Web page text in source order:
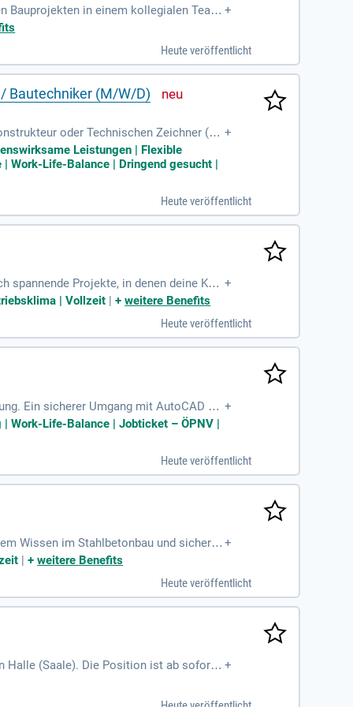
Bauprojekten in einem kollegialen Team. +
Heute veröffentlicht
Bautechniker (M/W/D)
oder Technischen Zeichner (M/
im Ingenieurbau. Unsere spezialisier
auf Qualität und Vielfalt, um den Bedürfn
in einem zukunftssicheren Umf
+
Leistungen | Flexible
Work-Life-Balance | Dringend gesucht |
Heute veröffentlicht
spannende Projekte, in denen deine Ken
zuverlässige Arbeitsweise sowie dein
jetzt und gestalte deine Zukunft mit u
+
| Vollzeit |+weitere Benefits
Heute veröffentlicht
Ein sicherer Umgang mit AutoCAD Ci
sowie hohe Auffassungsgabe verfügen
lösungsorientierte Denkweise sind ebe
+
Work-Life-Balance | Jobticket – ÖPNV |
Heute veröffentlicht
Wissen im Stahlbetonbau und sichere
insbesondere Elementdecken, ist ein
mit Planer:innen und Kund:innen. Fli
bieten ein faires Gehalt, Urlaubsvergütu
+
|+weitere Benefits
Heute veröffentlicht
Halle (Saale). Die Position ist ab sofort i
sind ein abgeschlossenes Studium
+